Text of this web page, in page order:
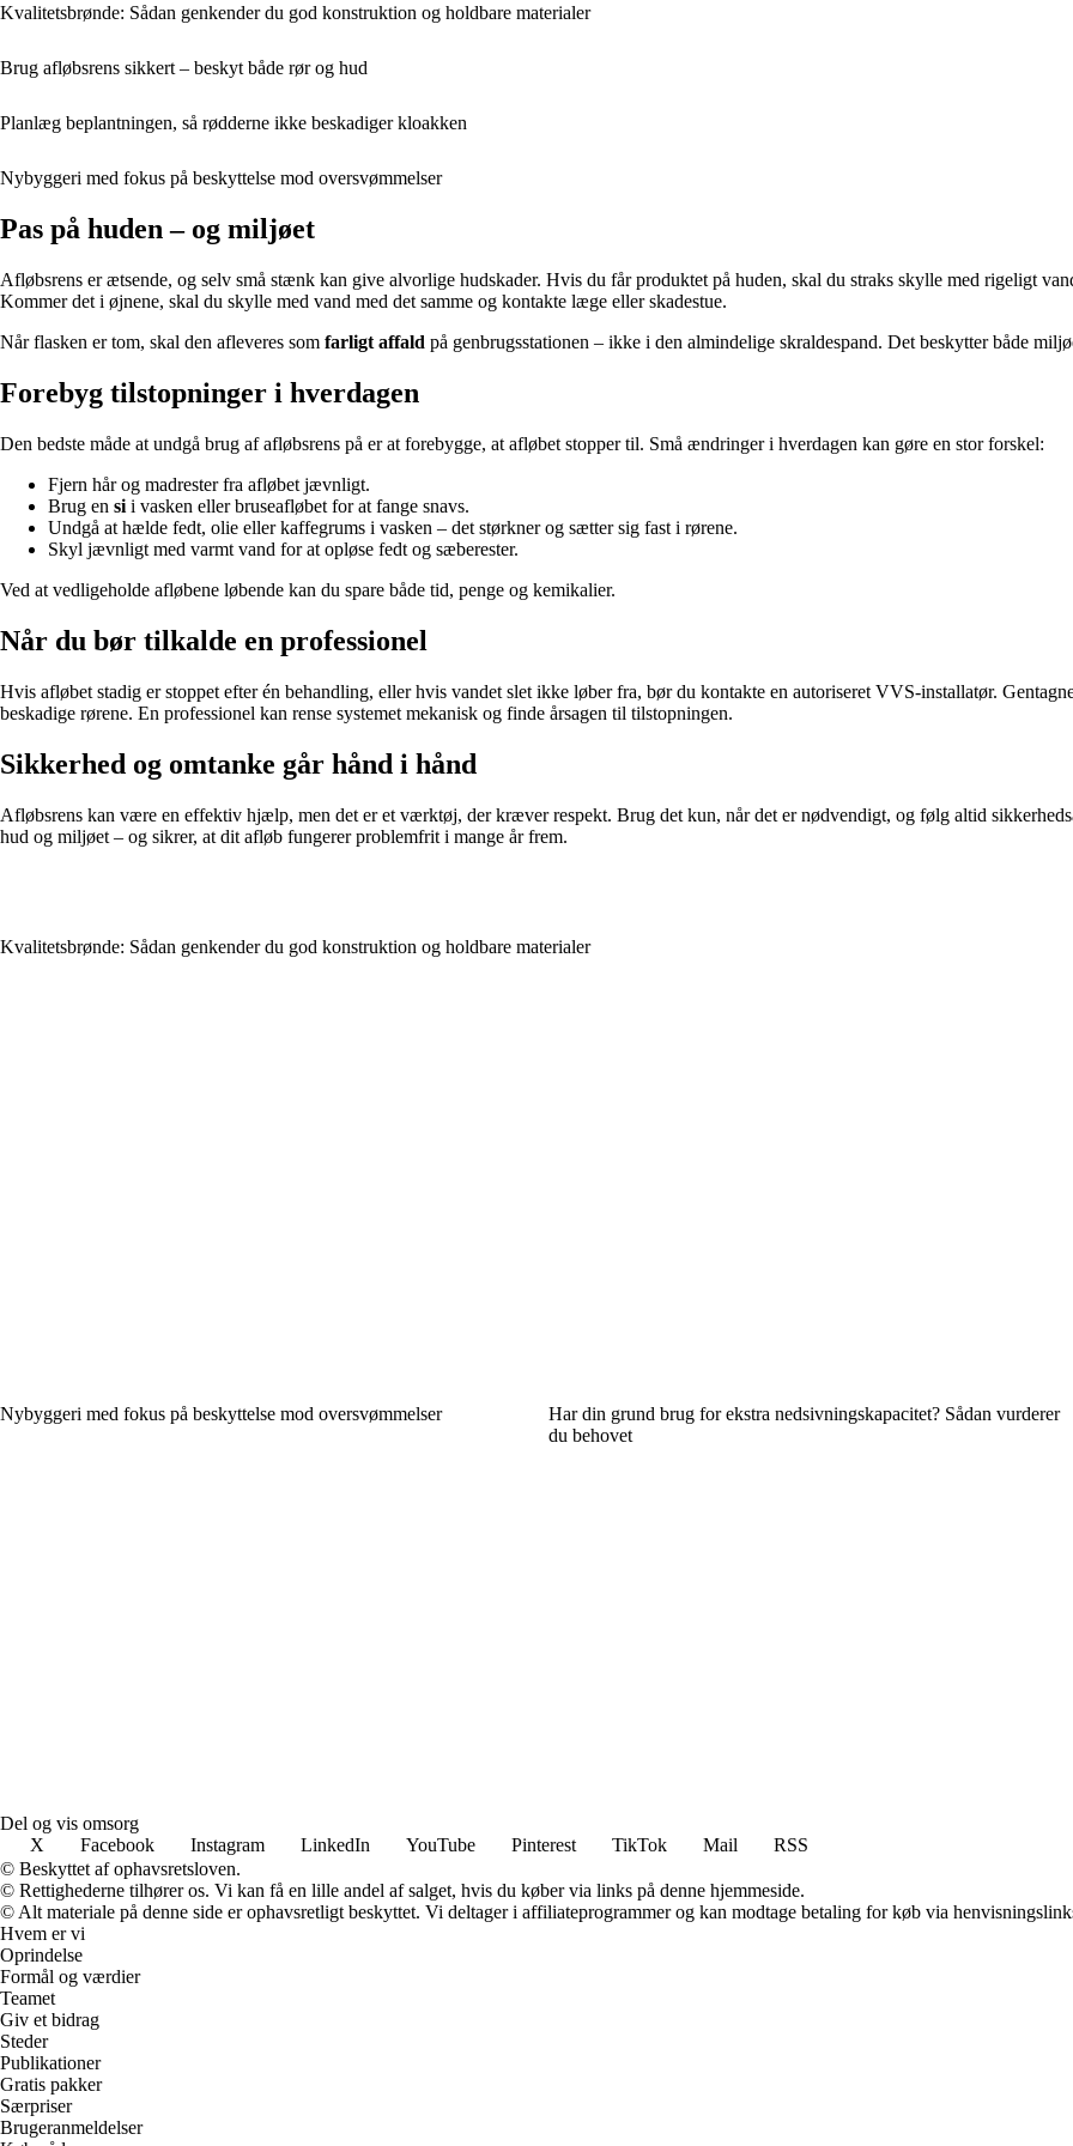
Kvalitetsbrønde: Sådan genkender du god konstruktion og holdbare materialer
Brug afløbsrens sikkert – beskyt både rør og hud
Planlæg beplantningen, så rødderne ikke beskadiger kloakken
Nybyggeri med fokus på beskyttelse mod oversvømmelser
Pas på huden – og miljøet
Afløbsrens er ætsende, og selv små stænk kan give alvorlige hudskader. Hvis du får produktet på huden, skal du straks skylle med rigeligt
Kommer det i øjnene, skal du skylle med vand med det samme og kontakte læge eller skadestue.
Når flasken er tom, skal den afleveres som farligt affald på genbrugsstationen – ikke i den almindelige skraldespand. Det beskytter både
Forebyg tilstopninger i hverdagen
Den bedste måde at undgå brug af afløbsrens på er at forebygge, at afløbet stopper til. Små ændringer i hverdagen kan gøre en stor forskel:
Fjern hår og madrester fra afløbet jævnligt.
Brug en si i vasken eller bruseafløbet for at fange snavs.
Undgå at hælde fedt, olie eller kaffegrums i vasken – det størkner og sætter sig fast i rørene.
Skyl jævnligt med varmt vand for at opløse fedt og sæberester.
Ved at vedligeholde afløbene løbende kan du spare både tid, penge og kemikalier.
Når du bør tilkalde en professionel
Hvis afløbet stadig er stoppet efter én behandling, eller hvis vandet slet ikke løber fra, bør du kontakte en autoriseret VVS-installatør.
beskadige rørene. En professionel kan rense systemet mekanisk og finde årsagen til tilstopningen.
Sikkerhed og omtanke går hånd i hånd
Afløbsrens kan være en effektiv hjælp, men det er et værktøj, der kræver respekt. Brug det kun, når det er nødvendigt, og følg altid
hud og miljøet – og sikrer, at dit afløb fungerer problemfrit i mange år frem.
Kvalitetsbrønde: Sådan genkender du god konstruktion og holdbare materialer
Nybyggeri med fokus på beskyttelse mod oversvømmelser
Har din grund brug for ekstra nedsivningskapacitet? Sådan vurderer
du behovet
Del og vis omsorg
X
Facebook Instagram LinkedIn YouTube Pinterest TikTok Mail
RSS
© Beskyttet af ophavsretsloven.
© Rettighederne tilhører os. Vi kan få en lille andel af salget, hvis du køber via links på denne hjemmeside.
© Alt materiale på denne side er ophavsretligt beskyttet. Vi deltager i affiliateprogrammer og kan modtage betaling for køb via
Hvem er vi
Oprindelse
Formål og værdier
Teamet
Giv et bidrag
Steder
Publikationer
Gratis pakker
Særpriser
Brugeranmeldelser